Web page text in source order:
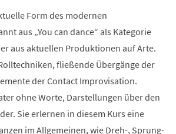
Form des modernen
aus „You can dance“ als Kategorie
aus aktuellen Produktionen auf Arte.
fließende Übergänge der
der Contact Improvisation.
ohne Worte, Darstellungen über den
Sie erlernen in diesem Kurs eine
im Allgemeinen, wie Dreh-, Sprung-